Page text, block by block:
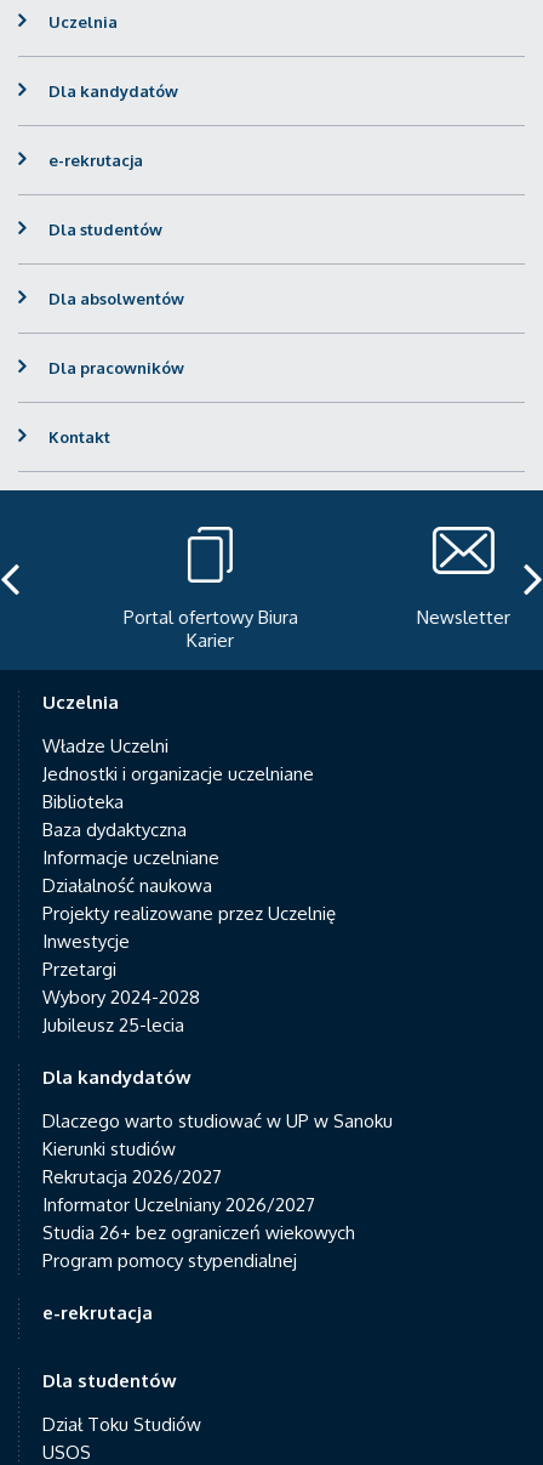
Uczelnia
Dla kandydatów
e-rekrutacja
Dla studentów
Dla absolwentów
Dla pracowników
Kontakt
Portal ofertowy Biura
Newsletter
Uczelnia
Władze Uczelni
Jednostki i organizacje uczelniane
Biblioteka
Baza dydaktyczna
Informacje uczelniane
Działalność naukowa
Projekty realizowane przez Uczelnię
Inwestycje
Przetargi
Wybory 2024-2028
Jubileusz 25-lecia
Dla kandydatów
Dlaczego warto studiować w UP w Sanoku
Kierunki studiów
Rekrutacja 2026/2027
Informator Uczelniany 2026/2027
Studia 26+ bez ograniczeń wiekowych
Program pomocy stypendialnej
e-rekrutacja
Dla studentów
Dział Toku Studiów
USOS